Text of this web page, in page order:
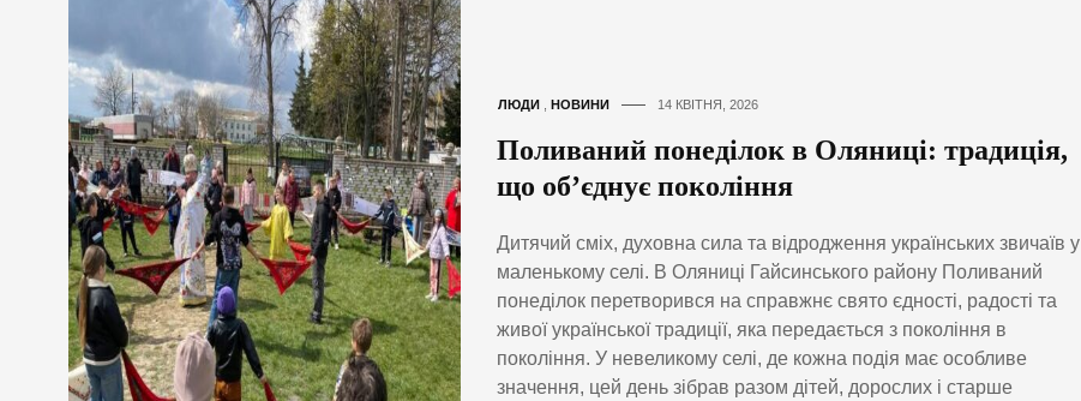
ЛЮДИ НОВИНИ 14 КВІТНЯ, 2026
Поливаний понеділок в Оляниці: традиція,
що об’єднує покоління
Дитячий сміх, духовна сила та відродження українських звичаїв у
маленькому селі. В Оляниці Гайсинського району Поливаний
понеділок перетворився на справжнє свято єдності, радості та
живої української традиції, яка передається з покоління в
покоління. У невеликому селі, де кожна подія має особливе
значення, цей день зібрав разом дітей, дорослих і старше